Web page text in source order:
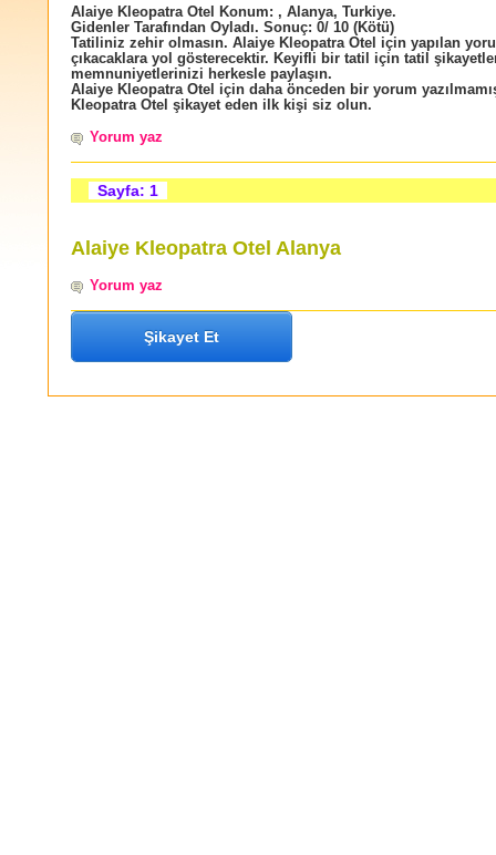
Alaiye Kleopatra Otel Konum: , Alanya, Turkiye.
Gidenler Tarafından Oyladı. Sonuç: 0/ 10 (Kötü)
Tatiliniz zehir olmasın. Alaiye Kleopatra Otel için yapılan
çıkacaklara yol gösterecektir. Keyifli bir tatil için tatil
memnuniyetlerinizi herkesle paylaşın.
Alaiye Kleopatra Otel için daha önceden bir yorum
Kleopatra Otel şikayet eden ilk kişi siz olun.
Yorum yaz
Sayfa: 1
Alaiye Kleopatra Otel Alanya
Yorum yaz
Şikayet Et